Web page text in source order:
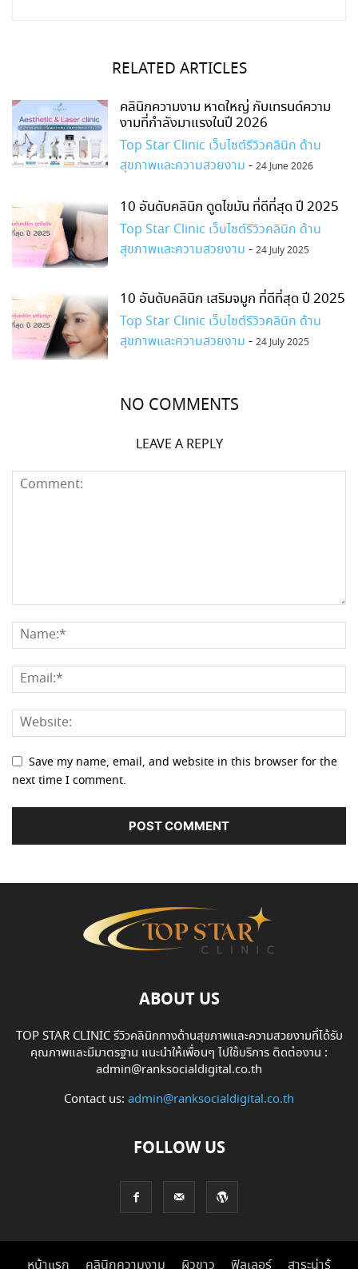
RELATED ARTICLES
คลินิกความงาม หาดใหญ่ กับเทรนด์ความ
งามที่กำลังมาแรงในปี 2026
Top Star Clinic เว็บไซต์รีวิวคลินิก ด้าน
สุขภาพและความสวยงาม - 24 June 2026
10 อันดับคลินิก ดูดไขมัน ที่ดีที่สุด ปี 2025
Top Star Clinic เว็บไซต์รีวิวคลินิก ด้าน
สุขภาพและความสวยงาม - 24 July 2025
10 อันดับคลินิก เสริมจมูก ที่ดีที่สุด ปี 2025
Top Star Clinic เว็บไซต์รีวิวคลินิก ด้าน
สุขภาพและความสวยงาม - 24 July 2025
NO COMMENTS
LEAVE A REPLY
Save my name, email, and website in this browser for the
next time I comment.
ABOUT US
TOP STAR CLINIC รีวิวคลินิกทางด้านสุขภาพและความสวยงามที่ได้รับ
คุณภาพและมีมาตรฐาน แนะนำให้เพื่อนๆ ไปใช้บริการ ติดต่องาน :
admin@ranksocialdigital.co.th
Contact us: admin@ranksocialdigital.co.th
FOLLOW US
หน้าแรก คลินิกความงาม ผิวขาว ฟิลเลอร์ สาระน่ารู้